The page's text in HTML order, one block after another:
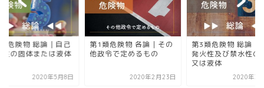
危険物 各論｜その
令で定めるもの
2020年2月23日
第3類危険物 総論｜自然
発火性及び禁水性の固体
2020年3月12日
第5類危険物 総論｜
反応性の固体または
2020年5